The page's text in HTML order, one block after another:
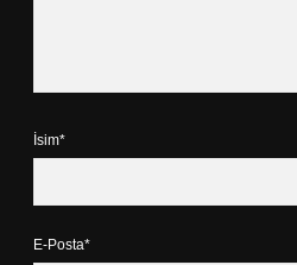
İsim*
E-Posta*